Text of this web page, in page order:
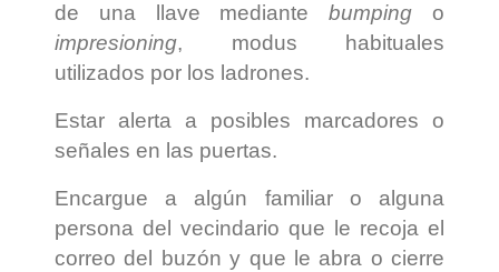
de una llave mediantebumping o
impresioning, modus habituales
utilizados por los ladrones.
Estar alerta a posibles marcadores o
señales en las puertas.
Encargue a algún familiar o alguna
persona del vecindario que le recoja el
correo del buzón y que le abra o cierre